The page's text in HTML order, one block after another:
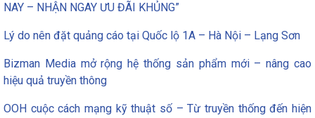
NAY – NHẬN NGAY ƯU ĐÃI KHỦNG”
Lý do nên đặt quảng cáo tại Quốc lộ 1A – Hà Nội – Lạng Sơn
Bizman Media mở rộng hệ thống sản phẩm mới – nâng cao
hiệu quả truyền thông
OOH cuộc cách mạng kỹ thuật số – Từ truyền thống đến hiện